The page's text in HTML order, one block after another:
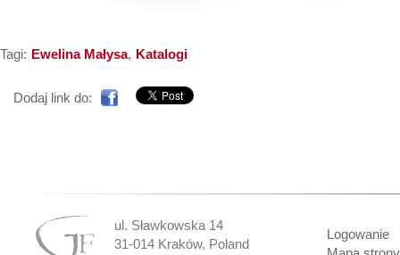
Tagi: Ewelina Małysa, Katalogi
Dodaj link do:
ul. Sławkowska 14
31-014 Kraków, Poland
Logowanie